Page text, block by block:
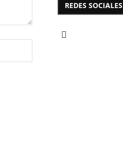
REDES SOCIALES